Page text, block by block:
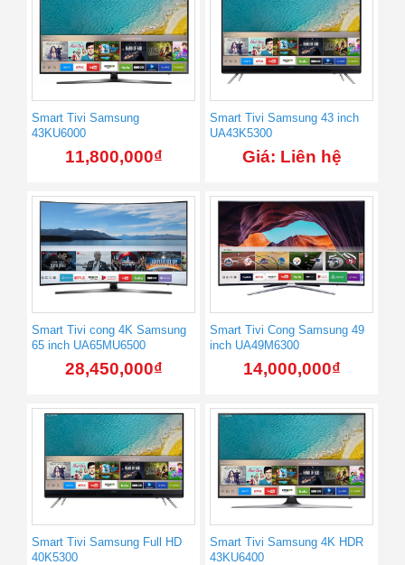
Smart Tivi Samsung
43KU6000
11,800,000₫
Smart Tivi Samsung 43 inch
UA43K5300
Giá: Liên hệ
Smart Tivi cong 4K Samsung
65 inch UA65MU6500
28,450,000₫
Smart Tivi Cong Samsung 49
inch UA49M6300
14,000,000₫
Smart Tivi Samsung Full HD
40K5300
Smart Tivi Samsung 4K HDR
43KU6400